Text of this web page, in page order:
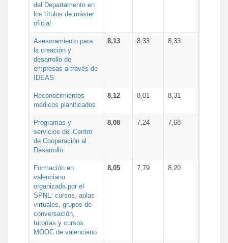
del Departamento en
los títulos de máster
oficial
Asesoramiento para
la creación y
desarrollo de
empresas a través de
IDEAS
8,13 8,33 8,33
Reconocimientos
médicos planificados
8,12 8,01 8,31
Programas y
servicios del Centro
de Cooperación al
Desarrollo
8,08 7,24 7,68
Formación en
valenciano
organizada por el
SPNL: cursos, aulas
virtuales, grupos de
conversación,
tutorías y cursos
MOOC de valenciano
8,05 7,79 8,20